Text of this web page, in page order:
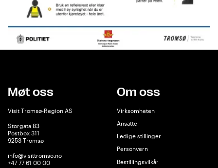
Møt oss
Visit Tromsø-Region AS
Storgata 83
Postbox 311
9253 Tromsø
info@visittromso.no
+47 77 61 00 00
Om oss
Virksomheten
Ansatte
Ledige stillinger
Personvern
Bestillingsvilkår